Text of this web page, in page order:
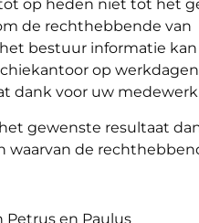
op heden niet tot het
de rechthebbende
bestuur informatie
op werkdagen
dank voor uw
gewenste resultaat
waarvan de
Petrus en Paulus